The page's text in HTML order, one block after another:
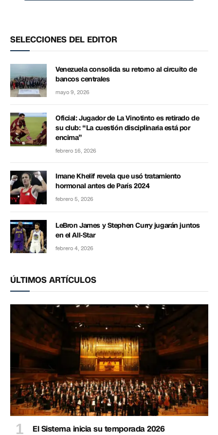
SELECCIONES DEL EDITOR
Venezuela consolida su retorno al circuito de
bancos centrales
mayo 9, 2026
Oficial: Jugador de La Vinotinto es retirado de
su club: “La cuestión disciplinaria está por
encima”
febrero 16, 2026
Imane Khelif revela que usó tratamiento
hormonal antes de París 2024
febrero 5, 2026
LeBron James y Stephen Curry jugarán juntos
en el All-Star
febrero 4, 2026
ÚLTIMOS ARTÍCULOS
El Sistema inicia su temporada 2026